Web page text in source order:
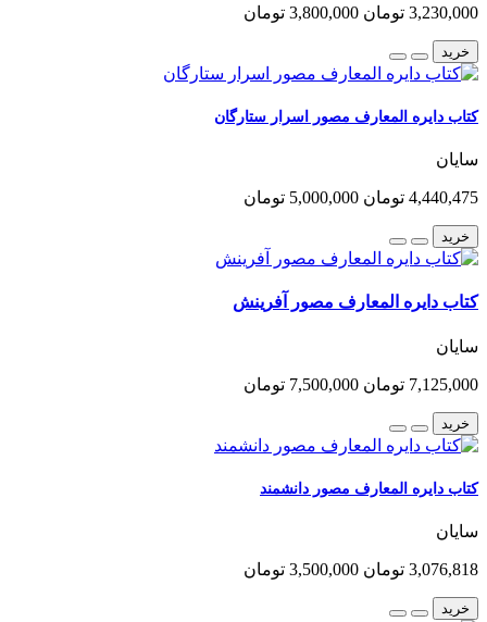
3,230,000 تومان 3,800,000 تومان
خرید
کتاب دایره المعارف مصور اسرار ستارگان
سایان
4,440,475 تومان 5,000,000 تومان
خرید
کتاب دایره المعارف مصور آفرینش
سایان
7,125,000 تومان 7,500,000 تومان
خرید
کتاب دایره المعارف مصور دانشمند
سایان
3,076,818 تومان 3,500,000 تومان
خرید